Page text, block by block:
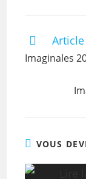
Imaginales
VOUS